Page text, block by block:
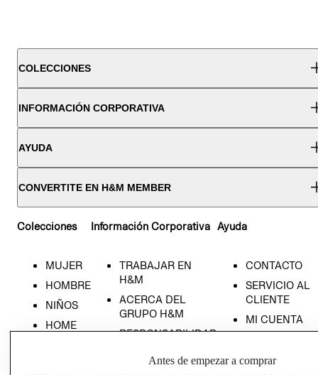
COLECCIONES
INFORMACIÓN CORPORATIVA
AYUDA
CONVERTITE EN H&M MEMBER
Colecciones
MUJER
HOMBRE
NIÑOS
HOME
Información Corporativa
TRABAJAR EN
H&M
ACERCA DEL
GRUPO H&M
RESPONSABILIDAD
PRENSA
Ayuda
CONTACTO
SERVICIO AL
CLIENTE
MI CUENTA
Antes de empezar a comprar